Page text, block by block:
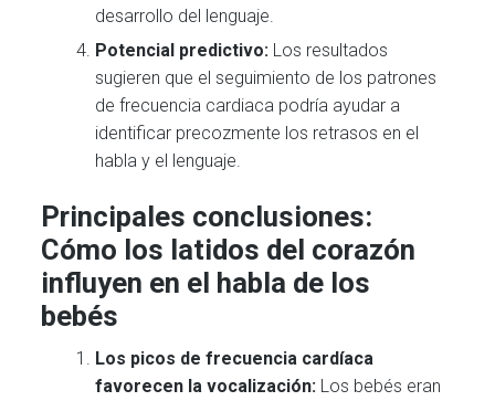
desarrollo del lenguaje.
Potencial predictivo: Los resultados
sugieren que el seguimiento de los patrones
de frecuencia cardiaca podría ayudar a
identificar precozmente los retrasos en el
habla y el lenguaje.
Principales conclusiones:
Cómo los latidos del corazón
influyen en el habla de los
bebés
Los picos de frecuencia cardíaca
favorecen la vocalización: Los bebés eran